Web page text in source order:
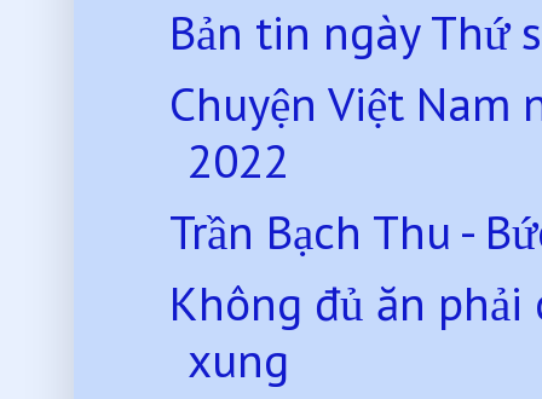
Bản tin ngày Thứ
Chuyện Việt Nam
2022
Trần Bạch Thu -
Không đủ ăn
xung